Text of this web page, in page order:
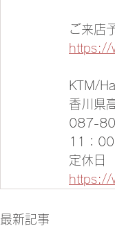
ご来店
https://
KTM/
香川県
087-
11：
定休日
https://
最新記事